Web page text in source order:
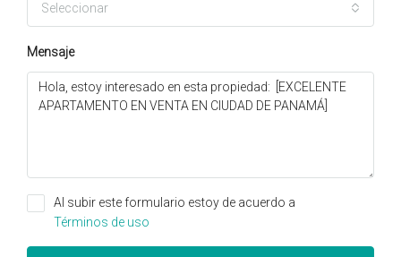
Seleccionar
Mensaje
Al subir este formulario estoy de acuerdo a
Términos de uso